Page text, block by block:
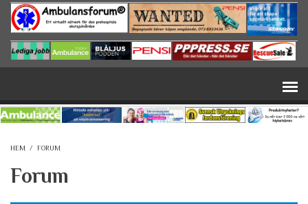
Hoppa till huvudinnehåll
HEM / FORUM
Forum